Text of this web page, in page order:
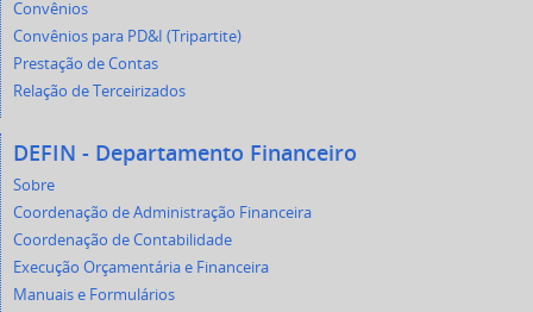
Convênios
Convênios para PD&I (Tripartite)
Prestação de Contas
Relação de Terceirizados
DEFIN - Departamento Financeiro
Sobre
Coordenação de Administração Financeira
Coordenação de Contabilidade
Execução Orçamentária e Financeira
Manuais e Formulários